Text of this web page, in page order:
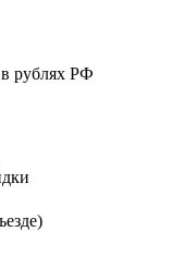
в рублях РФ